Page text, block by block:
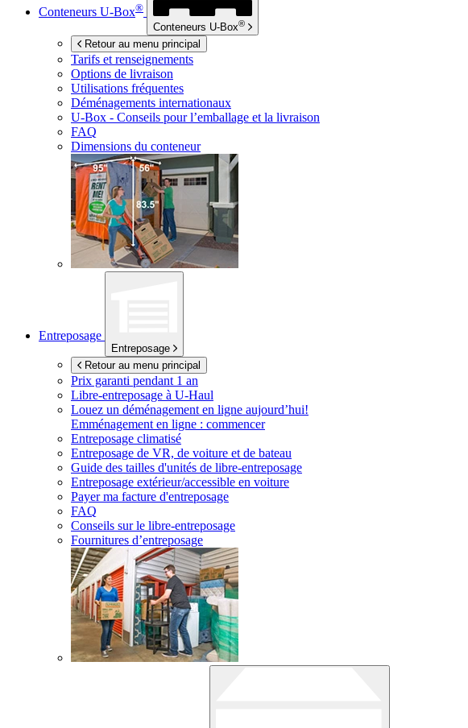
Conteneurs U-Box®
Conteneurs U-Box®
Retour au menu principal
Tarifs et renseignements
Options de livraison
Utilisations fréquentes
Déménagements internationaux
U-Box - Conseils pour l’emballage et la livraison
FAQ
Dimensions du conteneur
Entreposage
Entreposage
Retour au menu principal
Prix garanti pendant 1 an
Libre-entreposage à U-Haul
Louez un déménagement en ligne aujourd’hui!
Emménagement en ligne : commencer
Entreposage climatisé
Entreposage de VR, de voiture et de bateau
Guide des tailles d'unités de libre-entreposage
Entreposage extérieur/accessible en voiture
Payer ma facture d'entreposage
FAQ
Conseils sur le libre-entreposage
Fournitures d’entreposage